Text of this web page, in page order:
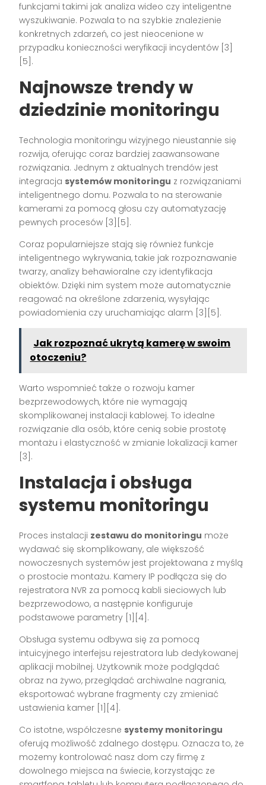
funkcjami takimi jak analiza wideo czy inteligentne
wyszukiwanie. Pozwala to na szybkie znalezienie
konkretnych zdarzeń, co jest nieocenione w
przypadku konieczności weryfikacji incydentów [3]
[5].
Najnowsze trendy w
dziedzinie monitoringu
Technologia monitoringu wizyjnego nieustannie się
rozwija, oferując coraz bardziej zaawansowane
rozwiązania. Jednym z aktualnych trendów jest
integracja systemów monitoringu z rozwiązaniami
inteligentnego domu. Pozwala to na sterowanie
kamerami za pomocą głosu czy automatyzację
pewnych procesów [3][5].
Coraz popularniejsze stają się również funkcje
inteligentnego wykrywania, takie jak rozpoznawanie
twarzy, analizy behawioralne czy identyfikacja
obiektów. Dzięki nim system może automatycznie
reagować na określone zdarzenia, wysyłając
powiadomienia czy uruchamiając alarm [3][5].
Jak rozpoznać ukrytą kamerę w swoim
otoczeniu?
Warto wspomnieć także o rozwoju kamer
bezprzewodowych, które nie wymagają
skomplikowanej instalacji kablowej. To idealne
rozwiązanie dla osób, które cenią sobie prostotę
montażu i elastyczność w zmianie lokalizacji kamer
[3].
Instalacja i obsługa
systemu monitoringu
Proces instalacji zestawu do monitoringu może
wydawać się skomplikowany, ale większość
nowoczesnych systemów jest projektowana z myślą
o prostocie montażu. Kamery IP podłącza się do
rejestratora NVR za pomocą kabli sieciowych lub
bezprzewodowo, a następnie konfiguruje
podstawowe parametry [1][4].
Obsługa systemu odbywa się za pomocą
intuicyjnego interfejsu rejestratora lub dedykowanej
aplikacji mobilnej. Użytkownik może podglądać
obraz na żywo, przeglądać archiwalne nagrania,
eksportować wybrane fragmenty czy zmieniać
ustawienia kamer [1][4].
Co istotne, współczesne systemy monitoringu
oferują możliwość zdalnego dostępu. Oznacza to, że
możemy kontrolować nasz dom czy firmę z
dowolnego miejsca na świecie, korzystając ze